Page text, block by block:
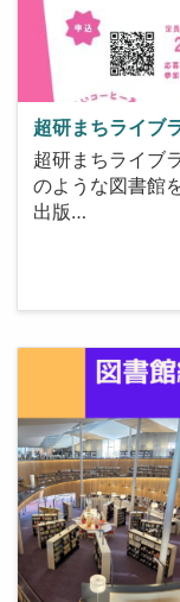
超研まちライブ
超研まちライブ
のような図書館
出版…